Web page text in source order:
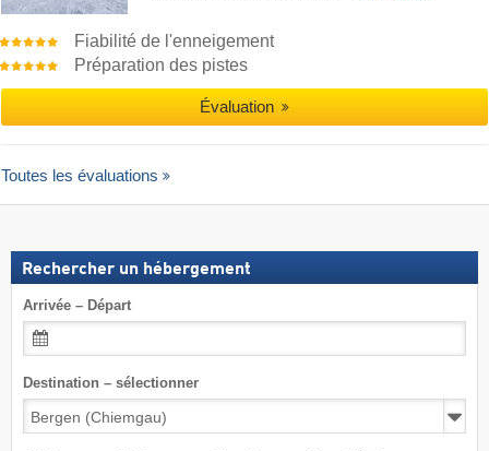
Fiabilité de l'enneigement
Préparation des pistes
Évaluation
Toutes les évaluations
Rechercher un hébergement
Arrivée – Départ
Destination – sélectionner